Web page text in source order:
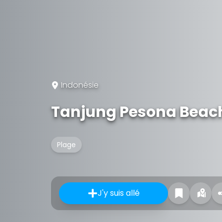
Indonésie
Tanjung Pesona
Plage
J'y suis allé